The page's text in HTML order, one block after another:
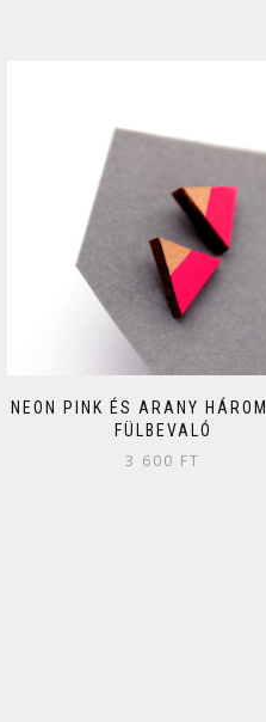
NEON PINK ÉS ARANY
FÜLBEVALÓ
3 600 FT